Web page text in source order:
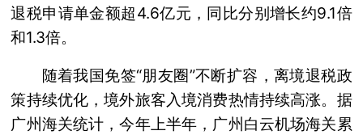
退税申请单金额超4.6亿元，同比分别增长约9.1倍
和1.3倍。
随着我国免签“朋友圈”不断扩容，离境退税政
策持续优化，境外旅客入境消费热情持续高涨。据
广州海关统计，今年上半年，广州白云机场海关累